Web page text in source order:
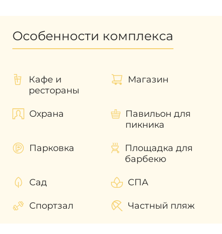
Особенности комплекса
Кафе и
рестораны
Магазин
Охрана
Павильон для
пикника
Парковка
Площадка для
барбекю
Сад СПА
Спортзал Частный пляж